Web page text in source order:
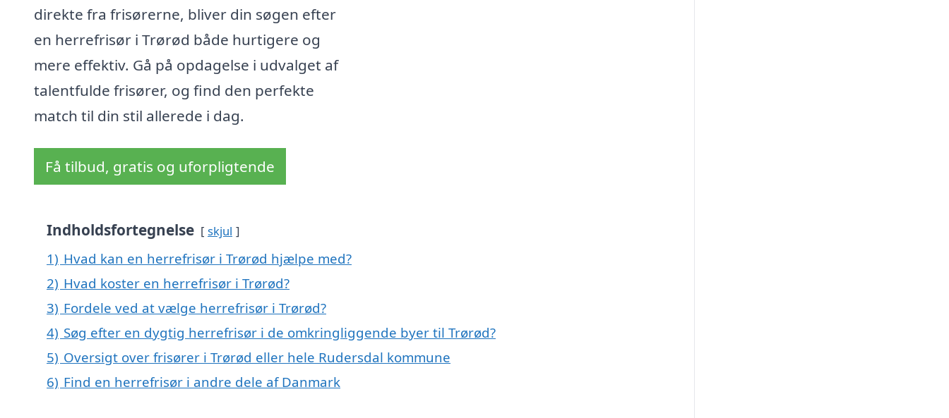
direkte fra frisørerne, bliver din søgen efter
en herrefrisør i Trørød både hurtigere og
mere effektiv. Gå på opdagelse i udvalget af
talentfulde frisører, og find den perfekte
match til din stil allerede i dag.
Få tilbud, gratis og uforpligtende
Indholdsfortegnelse skjul
1) Hvad kan en herrefrisør i Trørød hjælpe med?
2) Hvad koster en herrefrisør i Trørød?
3) Fordele ved at vælge herrefrisør i Trørød?
4) Søg efter en dygtig herrefrisør i de omkringliggende byer til Trørød?
5) Oversigt over frisører i Trørød eller hele Rudersdal kommune
6) Find en herrefrisør i andre dele af Danmark